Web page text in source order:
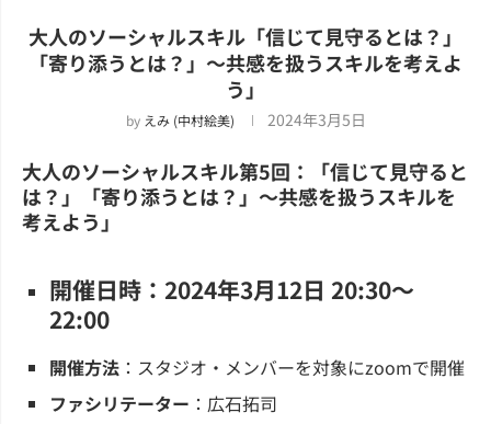
大人のソーシャルスキル「信じて見守るとは？」
「寄り添うとは？」～共感を扱うスキルを考えよ
う」
by えみ (中村絵美) 2024年3月5日
大人のソーシャルスキル第5回：「信じて見守ると
は？」「寄り添うとは？」～共感を扱うスキルを
考えよう」
開催日時：2024年3月12日 20:30～
22:00
開催方法 ：スタジオ・メンバーを対象にzoomで開催
ファシリテーター ：広石拓司